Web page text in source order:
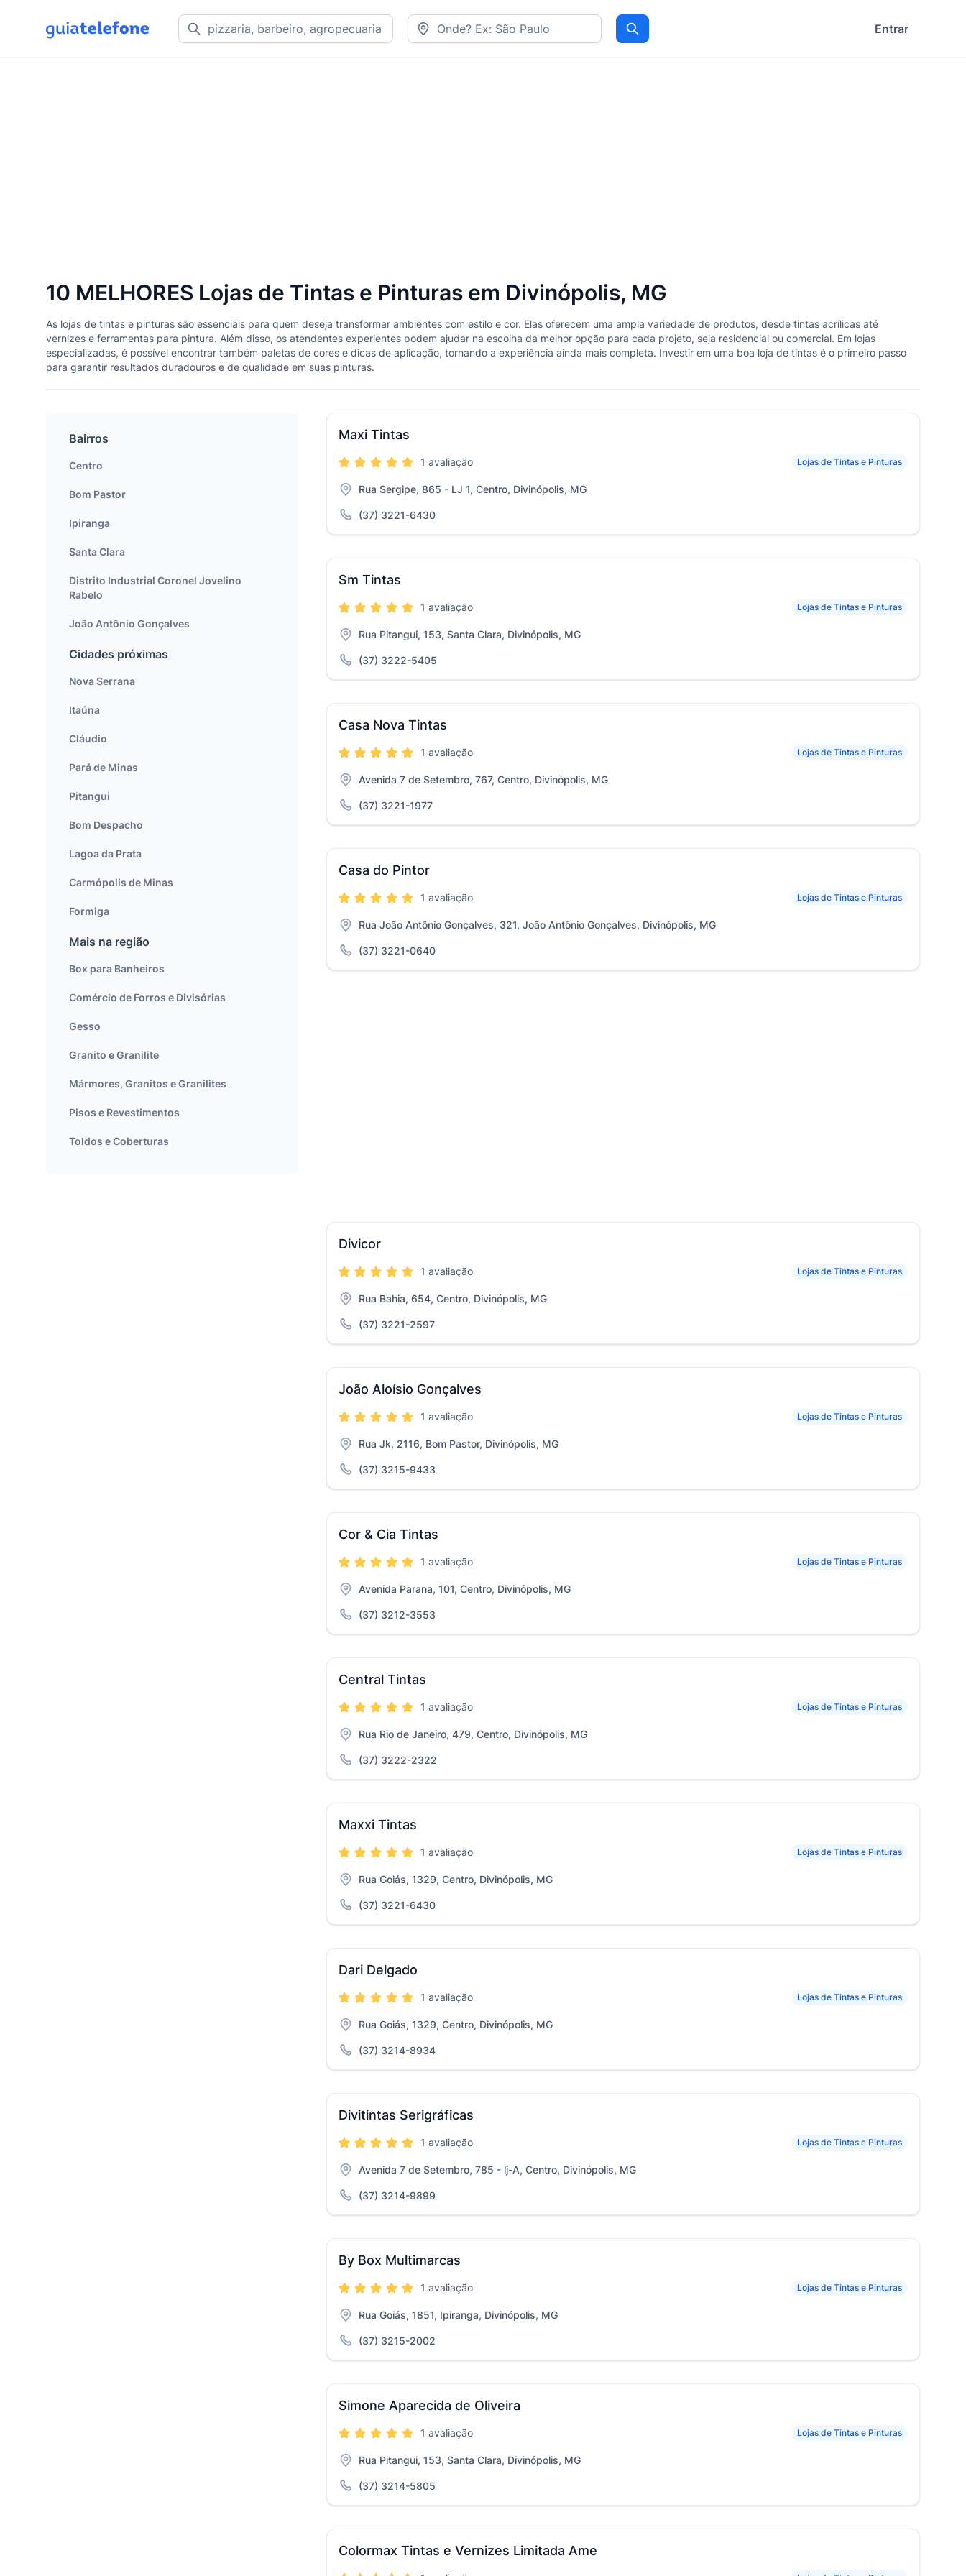
Procurar Entrar
10 MELHORES Lojas de Tintas e Pinturas em Divinópolis, MG
As lojas de tintas e pinturas são essenciais para quem deseja transformar ambientes com estilo e cor. Elas oferecem uma ampla variedade de produtos, desde tintas acrílicas até
vernizes e ferramentas para pintura. Além disso, os atendentes experientes podem ajudar na escolha da melhor opção para cada projeto, seja residencial ou comercial. Em lojas
especializadas, é possível encontrar também paletas de cores e dicas de aplicação, tornando a experiência ainda mais completa. Investir em uma boa loja de tintas é o primeiro passo
para garantir resultados duradouros e de qualidade em suas pinturas.
Maxi Tintas
Lojas de Tintas e Pinturas
1 avaliação
Rua Sergipe, 865 - LJ 1, Centro, Divinópolis, MG
(37) 3221-6430
Sm Tintas
Lojas de Tintas e Pinturas
1 avaliação
Rua Pitangui, 153, Santa Clara, Divinópolis, MG
(37) 3222-5405
Casa Nova Tintas
Lojas de Tintas e Pinturas
1 avaliação
Avenida 7 de Setembro, 767, Centro, Divinópolis, MG
(37) 3221-1977
Casa do Pintor
Lojas de Tintas e Pinturas
1 avaliação
Rua João Antônio Gonçalves, 321, João Antônio Gonçalves, Divinópolis, MG
(37) 3221-0640
Divicor
Lojas de Tintas e Pinturas
1 avaliação
Rua Bahia, 654, Centro, Divinópolis, MG
(37) 3221-2597
João Aloísio Gonçalves
Lojas de Tintas e Pinturas
1 avaliação
Rua Jk, 2116, Bom Pastor, Divinópolis, MG
(37) 3215-9433
Cor & Cia Tintas
Lojas de Tintas e Pinturas
1 avaliação
Avenida Parana, 101, Centro, Divinópolis, MG
(37) 3212-3553
Central Tintas
Lojas de Tintas e Pinturas
1 avaliação
Rua Rio de Janeiro, 479, Centro, Divinópolis, MG
(37) 3222-2322
Maxxi Tintas
Lojas de Tintas e Pinturas
1 avaliação
Rua Goiás, 1329, Centro, Divinópolis, MG
(37) 3221-6430
Dari Delgado
Lojas de Tintas e Pinturas
1 avaliação
Rua Goiás, 1329, Centro, Divinópolis, MG
(37) 3214-8934
Divitintas Serigráficas
Lojas de Tintas e Pinturas
1 avaliação
Avenida 7 de Setembro, 785 - lj-A, Centro, Divinópolis, MG
(37) 3214-9899
By Box Multimarcas
Lojas de Tintas e Pinturas
1 avaliação
Rua Goiás, 1851, Ipiranga, Divinópolis, MG
(37) 3215-2002
Simone Aparecida de Oliveira
Lojas de Tintas e Pinturas
1 avaliação
Rua Pitangui, 153, Santa Clara, Divinópolis, MG
(37) 3214-5805
Colormax Tintas e Vernizes Limitada Ame
Bairros
Centro
Bom Pastor
Ipiranga
Santa Clara
Distrito Industrial Coronel Jovelino
Rabelo
João Antônio Gonçalves
Cidades próximas
Nova Serrana
Itaúna
Cláudio
Pará de Minas
Pitangui
Bom Despacho
Lagoa da Prata
Carmópolis de Minas
Formiga
Mais na região
Box para Banheiros
Comércio de Forros e Divisórias
Gesso
Granito e Granilite
Mármores, Granitos e Granilites
Pisos e Revestimentos
Toldos e Coberturas